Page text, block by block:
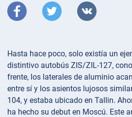
Hasta hace poco, solo existía un
distintivo autobús ZIS/ZIL-127,
frente, los laterales de aluminio
entre sí y los asientos lujosos
104, y estaba ubicado en Tallin.
ha hecho su debut en Moscú. Este